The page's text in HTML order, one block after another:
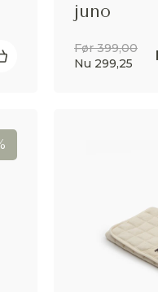
juno
Før 399,00
Nu 299,25